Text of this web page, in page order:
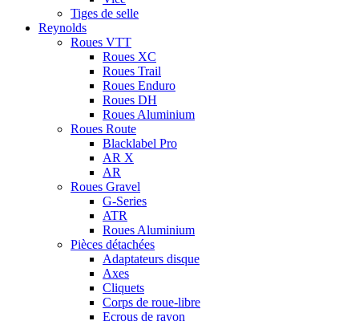
Tiges de selle
Reynolds
Roues VTT
Roues XC
Roues Trail
Roues Enduro
Roues DH
Roues Aluminium
Roues Route
Blacklabel Pro
AR X
AR
Roues Gravel
G-Series
ATR
Roues Aluminium
Pièces détachées
Adaptateurs disque
Axes
Cliquets
Corps de roue-libre
Ecrous de rayon